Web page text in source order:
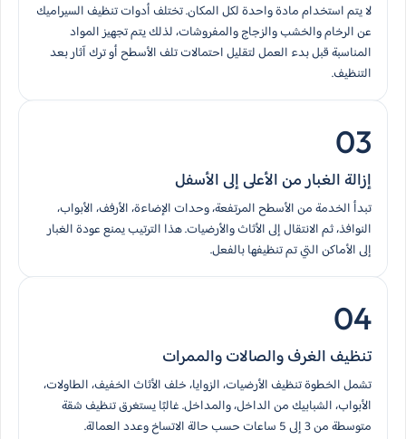
لا يتم استخدام مادة واحدة لكل المكان. تختلف أدوات تنظيف السيراميك
عن الرخام والخشب والزجاج والمفروشات، لذلك يتم تجهيز المواد
المناسبة قبل بدء العمل لتقليل احتمالات تلف الأسطح أو ترك آثار بعد
التنظيف.
03
إزالة الغبار من الأعلى إلى الأسفل
تبدأ الخدمة من الأسطح المرتفعة، وحدات الإضاءة، الأرفف، الأبواب،
النوافذ، ثم الانتقال إلى الأثاث والأرضيات. هذا الترتيب يمنع عودة الغبار
إلى الأماكن التي تم تنظيفها بالفعل.
04
تنظيف الغرف والصالات والممرات
تشمل الخطوة تنظيف الأرضيات، الزوايا، خلف الأثاث الخفيف، الطاولات،
الأبواب، الشبابيك من الداخل، والمداخل. غالبًا يستغرق تنظيف شقة
متوسطة من 3 إلى 5 ساعات حسب حالة الاتساخ وعدد العمالة.